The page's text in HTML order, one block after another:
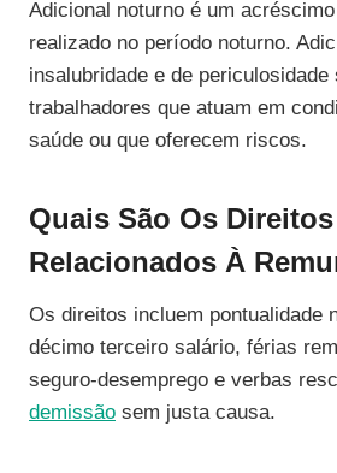
Adicional noturno é um
realizado no período noturno.
insalubridade e de periculosidade
trabalhadores que atuam em
saúde ou que oferecem riscos.
Quais São Os
Relacionados À
Os direitos incluem pontualidade
décimo terceiro salário, férias
seguro-desemprego e verbas
demissão sem justa causa.